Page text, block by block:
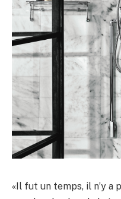
«Il fut un temps, il n’y a